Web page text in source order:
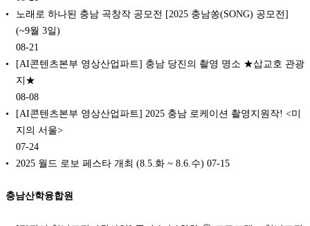
노래로 하나된 충남 곡창작 공모전 [2025 충남쏭(SONG) 공모전]
(~9월 3일)
08-21
[AI콘텐츠본부 영상산업파트] 충남 당진의 촬영 명소 ★삽교호 관광
지★
08-08
[AI콘텐츠본부 영상산업파트] 2025 충남 로케이션 촬영지원작! <미
지의 서울>
07-24
2025 월드 로보 페스타 개최 (8.5.화 ~ 8.6.수) 07-15
충남산학융합원